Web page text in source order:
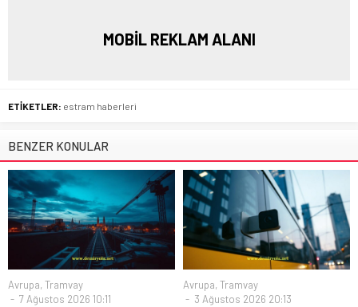
MOBİL REKLAM ALANI
ETİKETLER: estram haberleri
BENZER KONULAR
Avrupa, Tramvay
7 Ağustos 2026 10:11
Avrupa, Tramvay
3 Ağustos 2026 20:13